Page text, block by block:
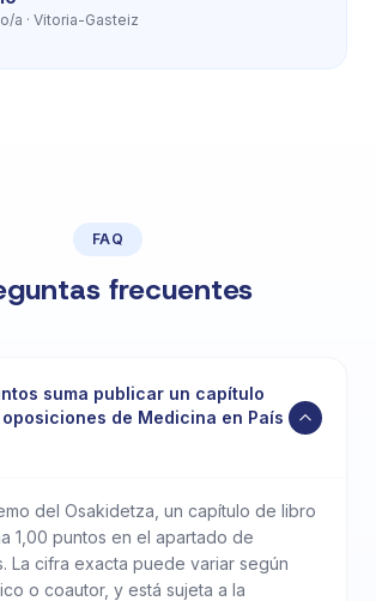
a · Vitoria-Gasteiz
FAQ
frecuentes
suma publicar un capítulo
oposiciones de Medicina en País
del Osakidetza, un capítulo de libro
1,00 puntos en el apartado de
La cifra exacta puede variar según
o coautor, y está sujeta a la